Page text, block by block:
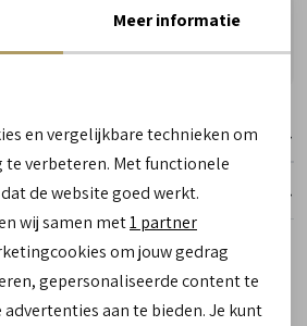
vanaf €50,- (uitgezonderd sale)
in de winkel!
Varomed
60920.25 Genua Laag
00006671-80
Meer informatie
en vergelijkbare technieken om
te verbeteren. Met functionele
de website goed werkt.
wij samen met1 partner
om jouw gedrag
gepersonaliseerde content te
aan te bieden. Je kunt